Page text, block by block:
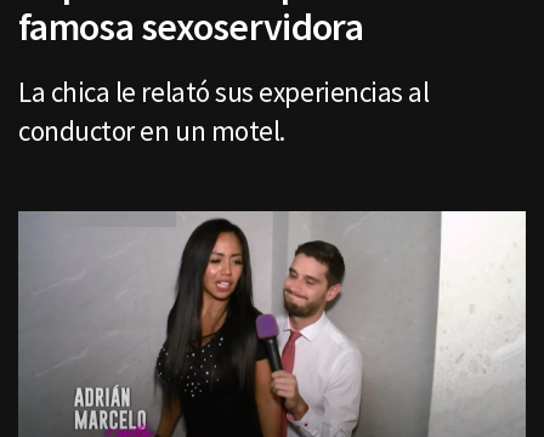
famosa sexoservidora
La chica le relató sus experiencias al
conductor en un motel.